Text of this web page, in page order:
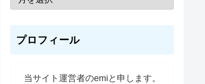
プロフィール
当サイト運営者のemiと申します。